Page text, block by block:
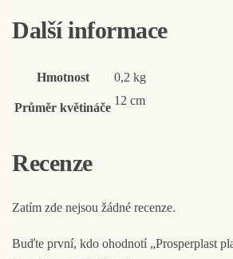
Další informace
Hmotnost 0,2 kg
Průměr květináče
12 cm
Recenze
Zatím zde nejsou žádné recenze.
Buďte první, kdo ohodnotí „Prosperplast